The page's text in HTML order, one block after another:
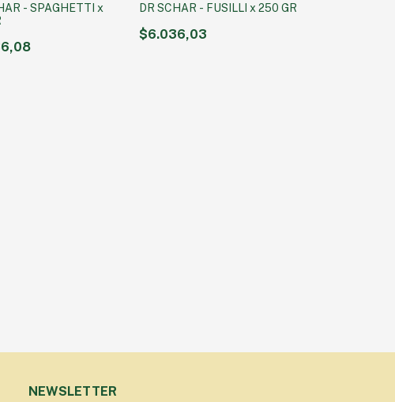
- SPAGHETTI x
DR SCHAR - FUSILLI x 250 GR
$6.036,03
NEWSLETTER